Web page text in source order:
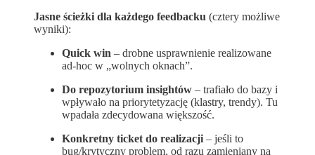
Jasne ścieżki dla każdego feedbacku (cztery możliwe
wyniki):
Quick win – drobne usprawnienie realizowane
ad-hoc w „wolnych oknach”.
Do repozytorium insightów – trafiało do bazy i
wpływało na priorytetyzację (klastry, trendy). Tu
wpadała zdecydowana większość.
Konkretny ticket do realizacji – jeśli to
bug/krytyczny problem, od razu zamieniany na